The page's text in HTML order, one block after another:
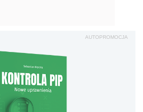
AUTOPROMOCJA